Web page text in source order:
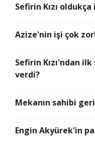
Sefirin Kızı oldukça
Azize'nin işi çok
Sefirin Kızı'ndan
verdi?
Mekanın sahibi
Engin Akyürek'in